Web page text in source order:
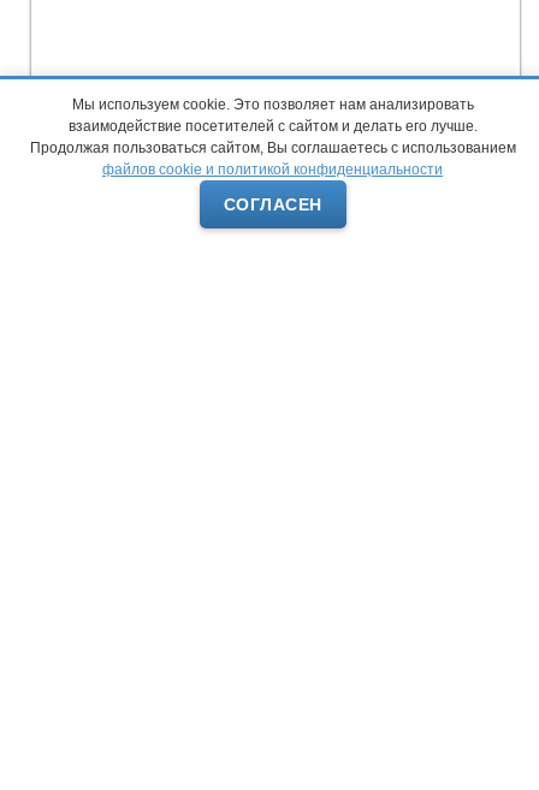
Мы используем cookie. Это позволяет нам анализировать
взаимодействие посетителей с сайтом и делать его лучше.
Продолжая пользоваться сайтом, Вы соглашаетесь с использованием
файлов cookie и политикой конфиденциальности
СОГЛАСЕН